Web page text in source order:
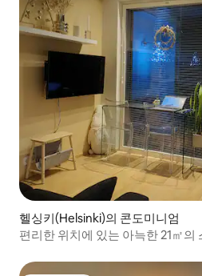
헬싱키(Helsinki)의 콘도미니엄
편리한 위치에 있는 아늑한 21㎡의